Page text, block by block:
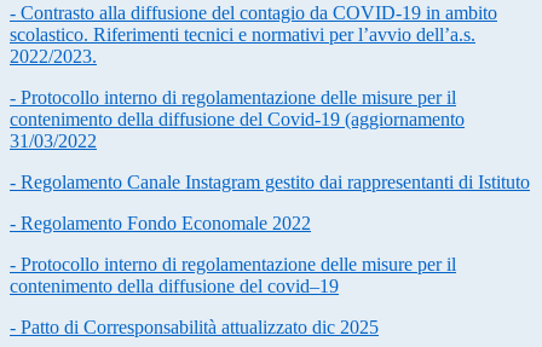
- Contrasto alla diffusione del contagio da COVID-19 in ambito
scolastico. Riferimenti tecnici e normativi per l’avvio dell’a.s.
2022/2023.
- Protocollo interno di regolamentazione delle misure per il
contenimento della diffusione del Covid-19 (aggiornamento
31/03/2022
- Regolamento Canale Instagram gestito dai rappresentanti di Istituto
- Regolamento Fondo Economale 2022
- Protocollo interno di regolamentazione delle misure per il
contenimento della diffusione del covid–19
- Patto di Corresponsabilità attualizzato dic 2025